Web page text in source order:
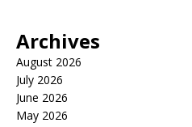
Archives
August 2026
July 2026
June 2026
May 2026